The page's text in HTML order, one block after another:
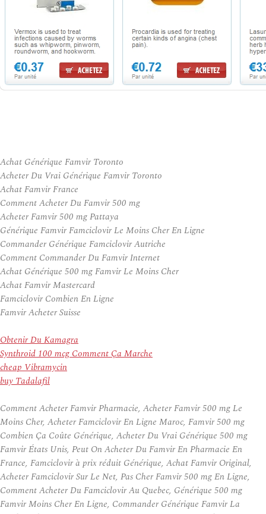
Achat Générique Famvir Toronto
Acheter Du Vrai Générique Famvir Toronto
Achat Famvir France
Comment Acheter Du Famvir 500 mg
Acheter Famvir 500 mg Pattaya
Générique Famvir Famciclovir Le Moins Cher En Ligne
Commander Générique Famciclovir Autriche
Comment Commander Du Famvir Internet
Achat Générique 500 mg Famvir Le Moins Cher
Achat Famvir Mastercard
Famciclovir Combien En Ligne
Famvir Acheter Suisse
Obtenir Du Kamagra
Synthroid 100 mcg Comment Ça Marche
cheap Vibramycin
buy Tadalafil
Comment Acheter Famvir Pharmacie, Acheter Famvir 500 mg Le
Moins Cher, Acheter Famciclovir En Ligne Maroc, Famvir 500 mg
Combien Ça Coûte Générique, Acheter Du Vrai Générique 500 mg
Famvir États Unis, Peut On Acheter Du Famvir En Pharmacie En
France, Famciclovir à prix réduit Générique, Achat Famvir Original,
Acheter Famciclovir Sur Le Net, Pas Cher Famvir 500 mg En Ligne,
Comment Acheter Du Famciclovir Au Quebec, Générique 500 mg
Famvir Moins Cher En Ligne, Commander Générique Famvir La